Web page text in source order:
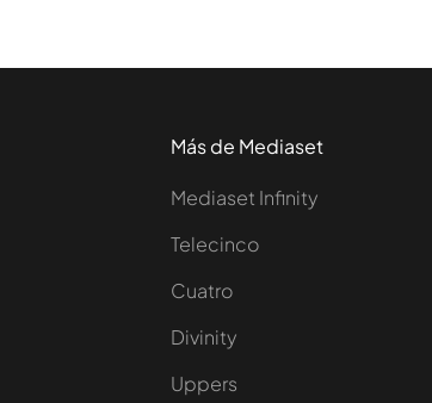
Más de Mediaset
Mediaset Infinity
Telecinco
Cuatro
Divinity
Uppers